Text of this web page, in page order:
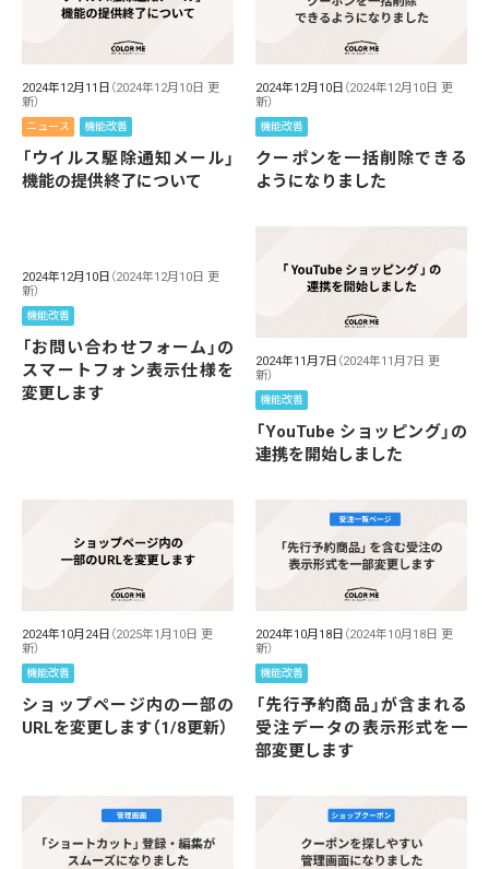
2024年12月11日 （2024年12月10日 更
新）
ニュース 機能改善
「ウイルス駆除通知メール」
機能の提供終了について
2024年12月10日 （2024年12月10日 更
新）
機能改善
クーポンを一括削除できる
ようになりました
2024年12月10日 （2024年12月10日 更
新）
機能改善
「お問い合わせフォーム」の
スマートフォン表示仕様を
変更します
2024年11月7日 （2024年11月7日 更
新）
機能改善
「YouTube ショッピング」の
連携を開始しました
2024年10月24日 （2025年1月10日 更
新）
機能改善
ショップページ内の一部の
URLを変更します（1/8更新）
2024年10月18日 （2024年10月18日 更
新）
機能改善
「先行予約商品」が含まれる
受注データの表示形式を一
部変更します